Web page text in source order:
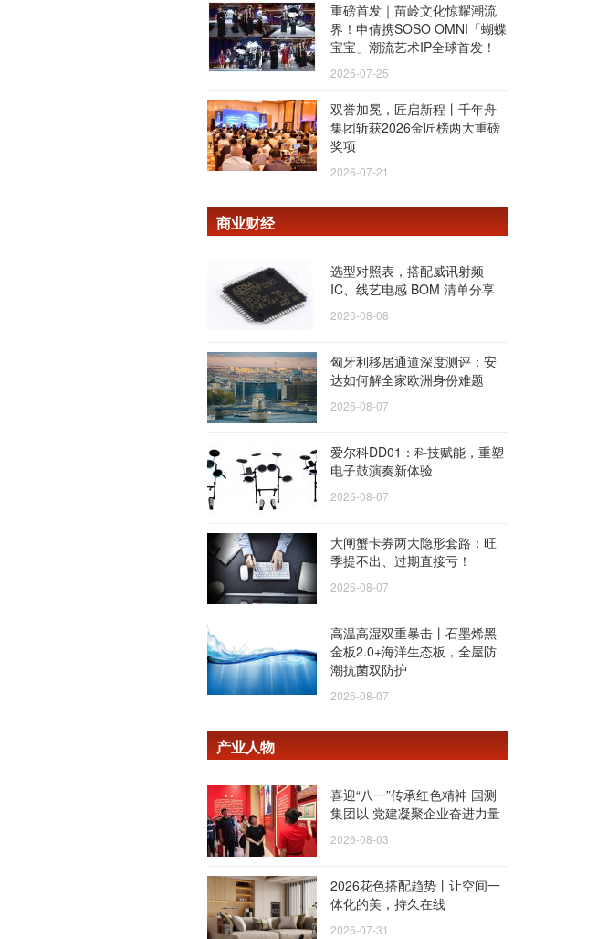
重磅首发｜苗岭文化惊耀潮流
界！申倩携SOSO OMNI「蝴蝶
宝宝」潮流艺术IP全球首发！
2026-07-25
双誉加冕，匠启新程丨千年舟
集团斩获2026金匠榜两大重磅
奖项
2026-07-21
商业财经
选型对照表，搭配威讯射频
IC、线艺电感 BOM 清单分享
2026-08-08
匈牙利移居通道深度测评：安
达如何解全家欧洲身份难题
2026-08-07
爱尔科DD01：科技赋能，重塑
电子鼓演奏新体验
2026-08-07
大闸蟹卡券两大隐形套路：旺
季提不出、过期直接亏！
2026-08-07
高温高湿双重暴击丨石墨烯黑
金板2.0+海洋生态板，全屋防
潮抗菌双防护
2026-08-07
产业人物
喜迎“八一”传承红色精神 国测
集团以 党建凝聚企业奋进力量
2026-08-03
2026花色搭配趋势丨让空间一
体化的美，持久在线
2026-07-31